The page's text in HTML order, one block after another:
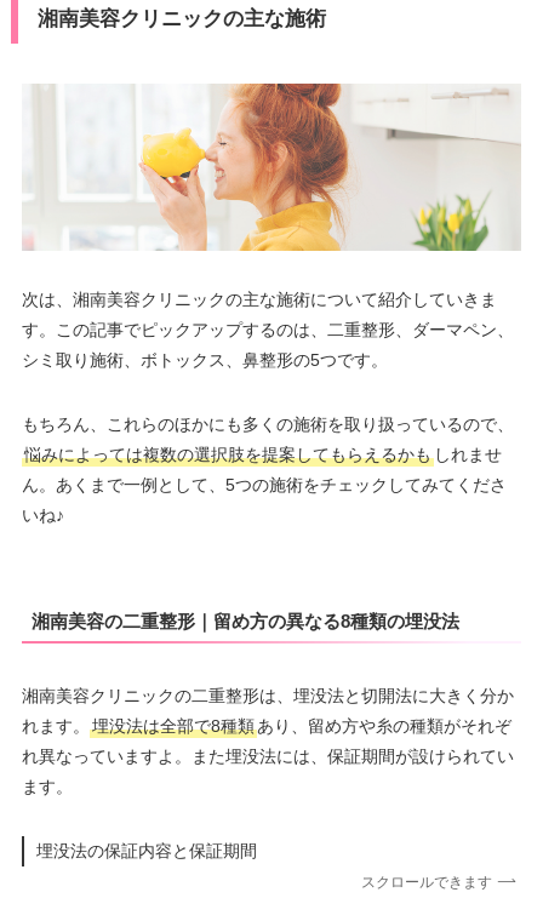
湘南美容クリニックの主な施術
次は、湘南美容クリニックの主な施術について紹介していきま
す。この記事でピックアップするのは、二重整形、ダーマペン、
シミ取り施術、ボトックス、鼻整形の5つです。
もちろん、これらのほかにも多くの施術を取り扱っているので、
悩みによっては複数の選択肢を提案してもらえるかもしれませ
ん。あくまで一例として、5つの施術をチェックしてみてくださ
いね♪
湘南美容の二重整形｜留め方の異なる8種類の埋没法
湘南美容クリニックの二重整形は、埋没法と切開法に大きく分か
れます。
埋没法は全部で8種類あり、留め方や糸の種類がそれぞ
れ異なっていますよ。また埋没法には、保証期間が設けられてい
ます。
埋没法の保証内容と保証期間
スクロールできます